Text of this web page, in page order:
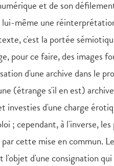
et de son
même une
c'est la portée
pour ce faire, des images
d'une archive dans le
(étrange s'il en est)
investies d'une charge
; cependant, à l'inverse,
cette mise en commun.
d'une consignation